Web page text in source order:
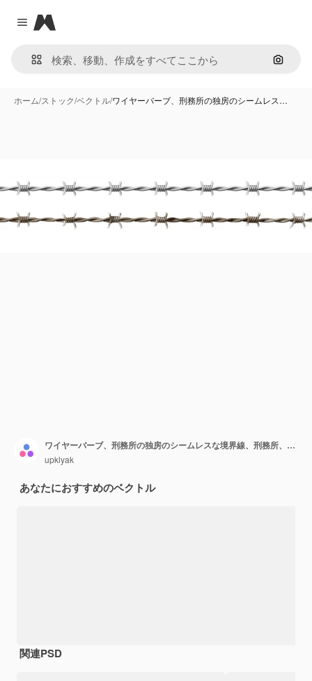
Close menu
Magnific
画像で
ホーム/ストック/ベクトル/ワイヤーバーブ、刑務所の独房のシームレス…
ワイヤーバーブ、刑務所の独房のシームレスな境界線、刑務所、古いさびた新しいバーブワイヤーフェンス。
upklyak
あなたにおすすめのベクトル
関連PSD